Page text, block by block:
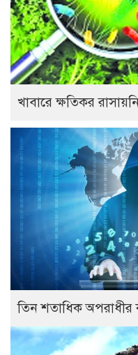
খাবারে ক্ষতিকর
তিন শতাধিক